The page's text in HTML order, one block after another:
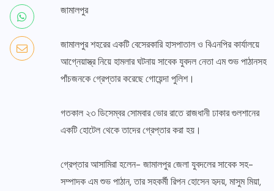
জামালপুর
জামালপুর শহরের একটি বেসেরকারি হাসপাতাল ও বিএনপির কার্যালয়ে
আগ্নেয়াস্ত্র নিয়ে হামলার ঘটনায় সাবেক যুবদল নেতা এম শুভ পাঠানসহ
পাঁচজনকে গ্রেপ্তার করেছে গোয়েন্দা পুলিশ।
গতকাল ২৩ ডিসেম্বর সোমবার ভোর রাতে রাজধানী ঢাকার গুলশানের
একটি হোটেল থেকে তাদের গ্রেপ্তার করা হয়।
গ্রেপ্তার আসামিরা হলেন- জামালপুর জেলা যুবদলের সাবেক সহ-
সম্পাদক এম শুভ পাঠান, তার সহকর্মী রিপন হোসেন হৃদয়, মাসুম মিয়া,